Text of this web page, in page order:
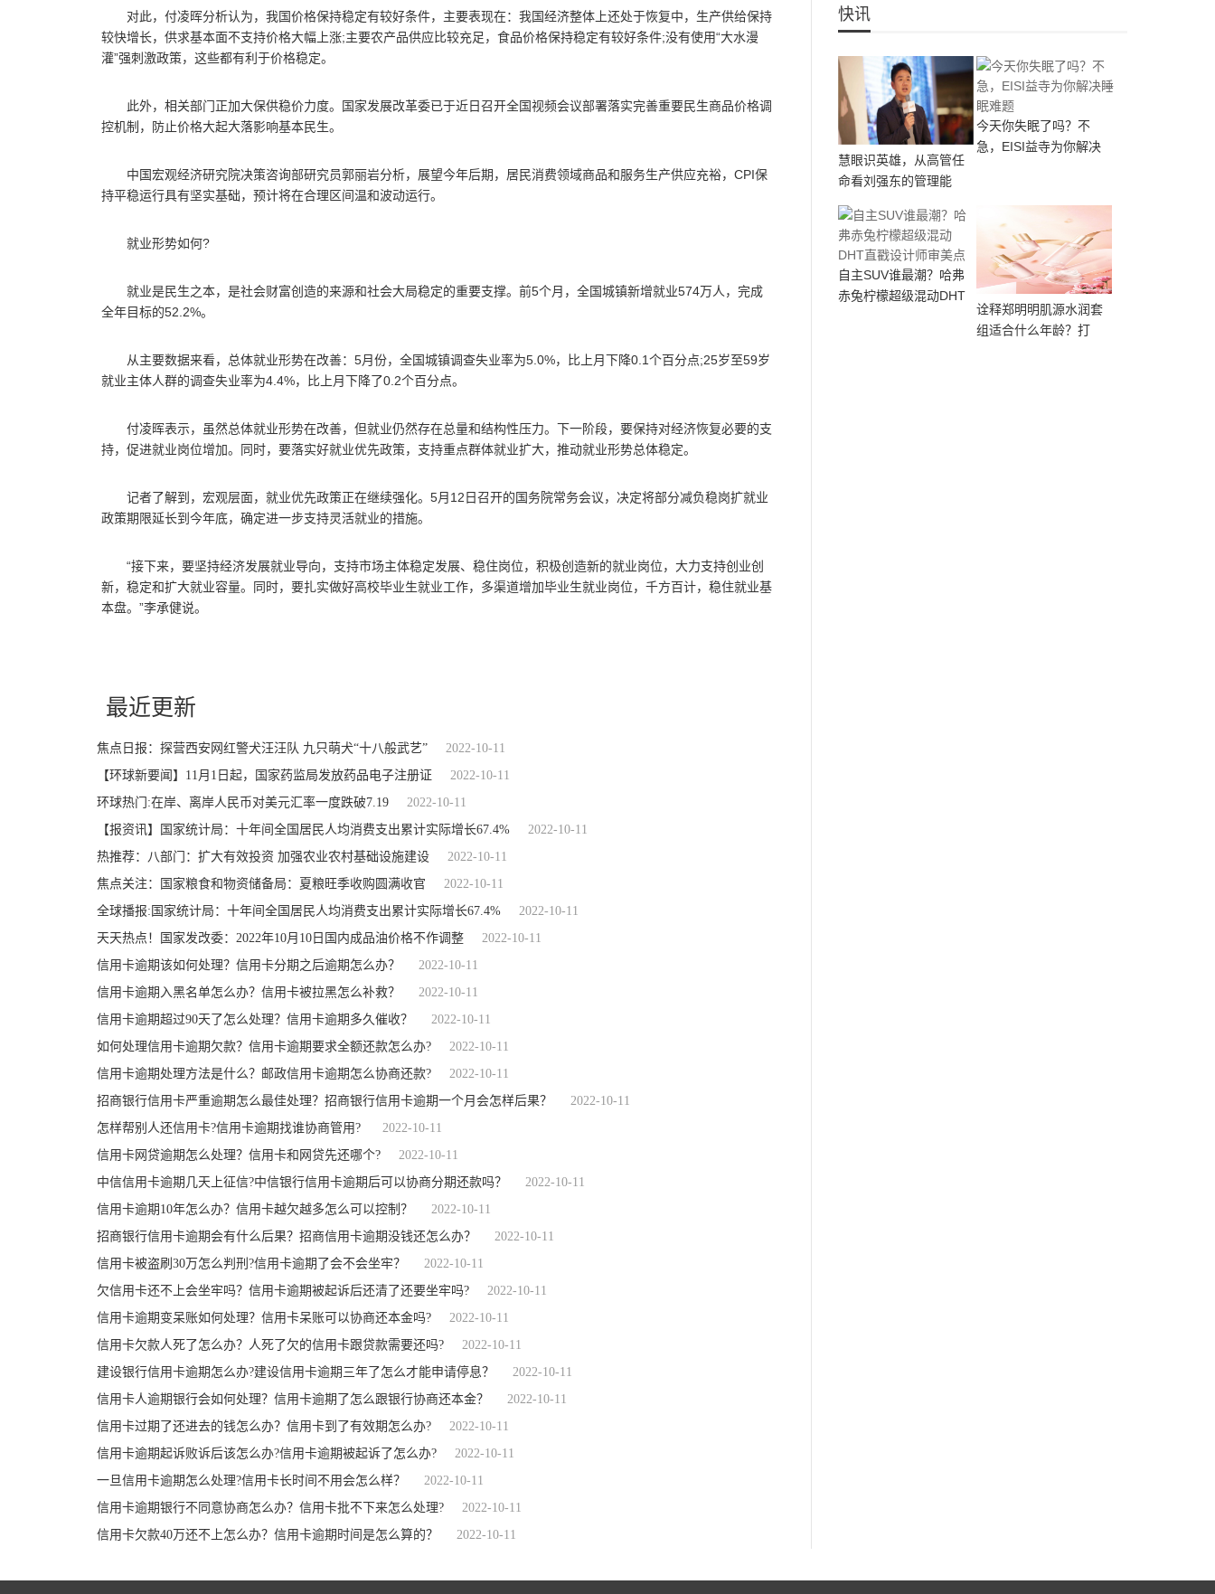
对此，付凌晖分析认为，我国价格保持稳定有较好条件，主要表现在：我国经济整体上还处于恢复中，生产供给保持
较快增长，供求基本面不支持价格大幅上涨;主要农产品供应比较充足，食品价格保持稳定有较好条件;没有使用“大水漫
灌”强刺激政策，这些都有利于价格稳定。
此外，相关部门正加大保供稳价力度。国家发展改革委已于近日召开全国视频会议部署落实完善重要民生商品价格调
控机制，防止价格大起大落影响基本民生。
中国宏观经济研究院决策咨询部研究员郭丽岩分析，展望今年后期，居民消费领域商品和服务生产供应充裕，CPI保
持平稳运行具有坚实基础，预计将在合理区间温和波动运行。
就业形势如何?
就业是民生之本，是社会财富创造的来源和社会大局稳定的重要支撑。前5个月，全国城镇新增就业574万人，完成
全年目标的52.2%。
从主要数据来看，总体就业形势在改善：5月份，全国城镇调查失业率为5.0%，比上月下降0.1个百分点;25岁至59岁
就业主体人群的调查失业率为4.4%，比上月下降了0.2个百分点。
付凌晖表示，虽然总体就业形势在改善，但就业仍然存在总量和结构性压力。下一阶段，要保持对经济恢复必要的支
持，促进就业岗位增加。同时，要落实好就业优先政策，支持重点群体就业扩大，推动就业形势总体稳定。
记者了解到，宏观层面，就业优先政策正在继续强化。5月12日召开的国务院常务会议，决定将部分减负稳岗扩就业
政策期限延长到今年底，确定进一步支持灵活就业的措施。
“接下来，要坚持经济发展就业导向，支持市场主体稳定发展、稳住岗位，积极创造新的就业岗位，大力支持创业创
新，稳定和扩大就业容量。同时，要扎实做好高校毕业生就业工作，多渠道增加毕业生就业岗位，千方百计，稳住就业基
本盘。”李承健说。
最近更新
焦点日报：探营西安网红警犬汪汪队 九只萌犬“十八般武艺”
2022-10-11
【环球新要闻】11月1日起，国家药监局发放药品电子注册证
2022-10-11
环球热门:在岸、离岸人民币对美元汇率一度跌破7.19
2022-10-11
【报资讯】国家统计局：十年间全国居民人均消费支出累计实际增长67.4%
2022-10-11
热推荐：八部门：扩大有效投资 加强农业农村基础设施建设
2022-10-11
焦点关注：国家粮食和物资储备局：夏粮旺季收购圆满收官
2022-10-11
全球播报:国家统计局：十年间全国居民人均消费支出累计实际增长67.4%
2022-10-11
天天热点！国家发改委：2022年10月10日国内成品油价格不作调整
2022-10-11
信用卡逾期该如何处理？信用卡分期之后逾期怎么办？
2022-10-11
信用卡逾期入黑名单怎么办？信用卡被拉黑怎么补救？
2022-10-11
信用卡逾期超过90天了怎么处理？信用卡逾期多久催收？
2022-10-11
如何处理信用卡逾期欠款？信用卡逾期要求全额还款怎么办?
2022-10-11
信用卡逾期处理方法是什么？邮政信用卡逾期怎么协商还款?
2022-10-11
招商银行信用卡严重逾期怎么最佳处理？招商银行信用卡逾期一个月会怎样后果？
2022-10-11
怎样帮别人还信用卡?信用卡逾期找谁协商管用?
2022-10-11
信用卡网贷逾期怎么处理？信用卡和网贷先还哪个?
2022-10-11
中信信用卡逾期几天上征信?中信银行信用卡逾期后可以协商分期还款吗？
2022-10-11
信用卡逾期10年怎么办？信用卡越欠越多怎么可以控制？
2022-10-11
招商银行信用卡逾期会有什么后果？招商信用卡逾期没钱还怎么办？
2022-10-11
信用卡被盗刷30万怎么判刑?信用卡逾期了会不会坐牢？
2022-10-11
欠信用卡还不上会坐牢吗？信用卡逾期被起诉后还清了还要坐牢吗?
2022-10-11
信用卡逾期变呆账如何处理？信用卡呆账可以协商还本金吗?
2022-10-11
信用卡欠款人死了怎么办？人死了欠的信用卡跟贷款需要还吗?
2022-10-11
建设银行信用卡逾期怎么办?建设信用卡逾期三年了怎么才能申请停息？
2022-10-11
信用卡人逾期银行会如何处理？信用卡逾期了怎么跟银行协商还本金？
2022-10-11
信用卡过期了还进去的钱怎么办？信用卡到了有效期怎么办?
2022-10-11
信用卡逾期起诉败诉后该怎么办?信用卡逾期被起诉了怎么办?
2022-10-11
一旦信用卡逾期怎么处理?信用卡长时间不用会怎么样？
2022-10-11
信用卡逾期银行不同意协商怎么办？信用卡批不下来怎么处理?
2022-10-11
信用卡欠款40万还不上怎么办？信用卡逾期时间是怎么算的？
2022-10-11
快讯
慧眼识英雄，从高管任
命看刘强东的管理能
今天你失眠了吗？不
急，EISI益寺为你解决
自主SUV谁最潮？哈弗
赤兔柠檬超级混动DHT
诠释郑明明肌源水润套
组适合什么年龄？打